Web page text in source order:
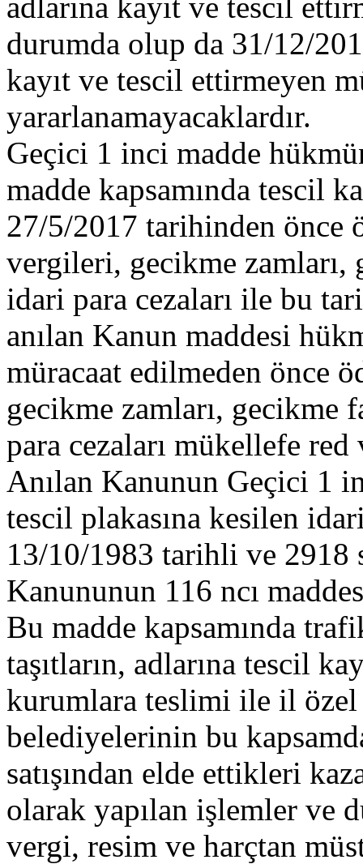
durumda olup da 31/12/
kayıt ve tescil ettirmeyen
yararlanamayacaklardır.
Geçici 1 inci madde
madde kapsamında tescil
27/5/2017 tarihinden önce
vergileri, gecikme zamları,
idari para cezaları ile bu
anılan Kanun maddesi
müracaat edilmeden önce
gecikme zamları, gecikme
para cezaları mükellefe
Anılan Kanunun Geçici 1
tescil plakasına kesilen
13/10/1983 tarihli ve 2918
Kanununun 116 ncı
Bu madde kapsamında
taşıtların, adlarına tescil
kurumlara teslimi ile il
belediyelerinin bu
satışından elde ettikleri
olarak yapılan işlemler ve
vergi, resim ve harçtan